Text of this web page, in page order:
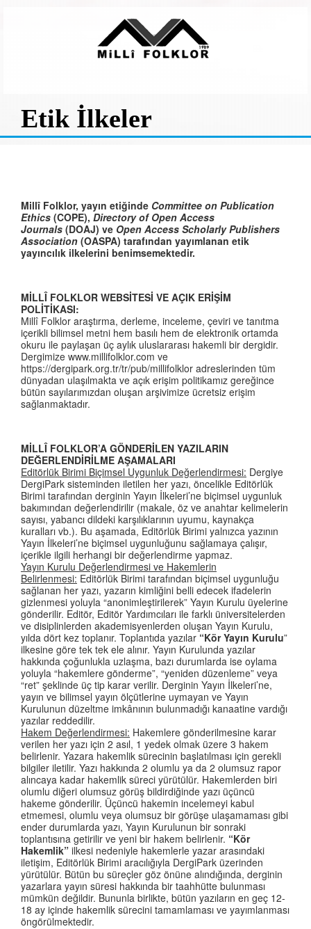
Etik İlkeler
Millî Folklor, yayın etiğinde Committee on Publication
Ethics (COPE), Directory of Open Access
Journals (DOAJ) ve Open Access Scholarly Publishers
Association (OASPA) tarafından yayımlanan etik
yayıncılık ilkelerini benimsemektedir.
MİLLÎ FOLKLOR WEBSİTESİ VE AÇIK ERİŞİM
POLİTİKASI:
Millî Folklor araştırma, derleme, inceleme, çeviri ve tanıtma
içerikli bilimsel metni hem basılı hem de elektronik ortamda
okuru ile paylaşan üç aylık uluslararası hakemli bir dergidir.
Dergimize www.millifolklor.com ve
https://dergipark.org.tr/tr/pub/millifolklor adreslerinden tüm
dünyadan ulaşılmakta ve açık erişim politikamız gereğince
bütün sayılarımızdan oluşan arşivimize ücretsiz erişim
sağlanmaktadır.
MİLLÎ FOLKLOR’A GÖNDERİLEN YAZILARIN
DEĞERLENDİRİLME AŞAMALARI
Editörlük Birimi Biçimsel Uygunluk Değerlendirmesi: Dergiye
DergiPark sisteminden iletilen her yazı, öncelikle Editörlük
Birimi tarafından derginin Yayın İlkeleri’ne biçimsel uygunluk
bakımından değerlendirilir (makale, öz ve anahtar kelimelerin
sayısı, yabancı dildeki karşılıklarının uyumu, kaynakça
kuralları vb.). Bu aşamada, Editörlük Birimi yalnızca yazının
Yayın İlkeleri’ne biçimsel uygunluğunu sağlamaya çalışır,
içerikle ilgili herhangi bir değerlendirme yapmaz.
Yayın Kurulu Değerlendirmesi ve Hakemlerin
Belirlenmesi: Editörlük Birimi tarafından biçimsel uygunluğu
sağlanan her yazı, yazarın kimliğini belli edecek ifadelerin
gizlenmesi yoluyla “anonimleştirilerek” Yayın Kurulu üyelerine
gönderilir. Editör, Editör Yardımcıları ile farklı üniversitelerden
ve disiplinlerden akademisyenlerden oluşan Yayın Kurulu,
yılda dört kez toplanır. Toplantıda yazılar “Kör Yayın Kurulu”
ilkesine göre tek tek ele alınır. Yayın Kurulunda yazılar
hakkında çoğunlukla uzlaşma, bazı durumlarda ise oylama
yoluyla “hakemlere gönderme”, “yeniden düzenleme” veya
“ret” şeklinde üç tip karar verilir. Derginin Yayın İlkeleri’ne,
yayın ve bilimsel yayın ölçütlerine uymayan ve Yayın
Kurulunun düzeltme imkânının bulunmadığı kanaatine vardığı
yazılar reddedilir.
Hakem Değerlendirmesi: Hakemlere gönderilmesine karar
verilen her yazı için 2 asıl, 1 yedek olmak üzere 3 hakem
belirlenir. Yazara hakemlik sürecinin başlatılması için gerekli
bilgiler iletilir. Yazı hakkında 2 olumlu ya da 2 olumsuz rapor
alıncaya kadar hakemlik süreci yürütülür. Hakemlerden biri
olumlu diğeri olumsuz görüş bildirdiğinde yazı üçüncü
hakeme gönderilir. Üçüncü hakemin incelemeyi kabul
etmemesi, olumlu veya olumsuz bir görüşe ulaşamaması gibi
ender durumlarda yazı, Yayın Kurulunun bir sonraki
toplantısına getirilir ve yeni bir hakem belirlenir. “Kör
Hakemlik” ilkesi nedeniyle hakemlerle yazar arasındaki
iletişim, Editörlük Birimi aracılığıyla DergiPark üzerinden
yürütülür. Bütün bu süreçler göz önüne alındığında, derginin
yazarlara yayın süresi hakkında bir taahhütte bulunması
mümkün değildir. Bununla birlikte, bütün yazıların en geç 12-
18 ay içinde hakemlik sürecini tamamlaması ve yayımlanması
öngörülmektedir.